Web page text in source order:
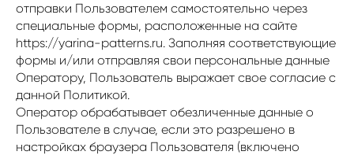
отправки Пользователем самостоятельно через
специальные формы, расположенные на сайте
https://yarina-patterns.ru. Заполняя соответствующие
формы и/или отправляя свои персональные данные
Оператору, Пользователь выражает свое согласие с
данной Политикой.
Оператор обрабатывает обезличенные данные о
Пользователе в случае, если это разрешено в
настройках браузера Пользователя (включено